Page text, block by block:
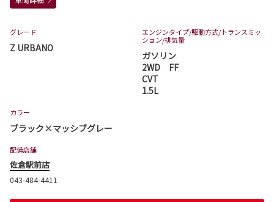
グレード
Z URBANO
エンジンタイプ/駆動方式/トランスミッ
ション/排気量
ガソリン
2WD FF
CVT
1.5L
カラー
ブラック×マッシブグレー
配備店舗
佐倉駅前店
043-484-4411